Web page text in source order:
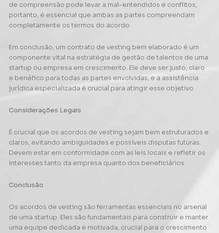
de compreensão pode levar a mal-entendidos e conflitos,
portanto, é essencial que ambas as partes compreendam
completamente os termos do acordo.
Em conclusão, um contrato de vesting bem elaborado é um
componente vital na estratégia de gestão de talentos de uma
startup ou empresa em crescimento. Ele deve ser justo, claro
e benéfico para todas as partes envolvidas, e a assistência
jurídica especializada é crucial para atingir esse objetivo.
Considerações Legais
É crucial que os acordos de vesting sejam bem estruturados e
claros, evitando ambiguidades e possíveis disputas futuras.
Devem estar em conformidade com as leis locais e refletir os
interesses tanto da empresa quanto dos beneficiários.
Conclusão
Os acordos de vesting são ferramentas essenciais no arsenal
de uma startup. Eles são fundamentais para construir e manter
uma equipe dedicada e motivada, crucial para o crescimento